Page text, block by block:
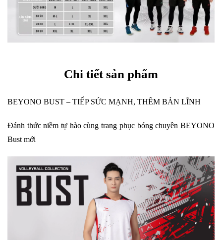
Chi tiết sản phẩm
BEYONO BUST – TIẾP SỨC MẠNH, THÊM BẢN LĨNH
Đánh thức niềm tự hào cùng trang phục bóng chuyền BEYONO
Bust mới